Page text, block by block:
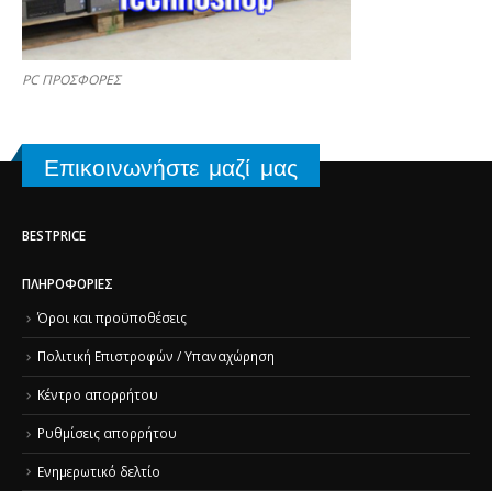
PC ΠΡΟΣΦΟΡΕΣ
Επικοινωνήστε μαζί μας
BESTPRICE
ΠΛΗΡΟΦΟΡΊΕΣ
Όροι και προϋποθέσεις
Πολιτική Επιστροφών / Υπαναχώρηση
Κέντρο απορρήτου
Ρυθμίσεις απορρήτου
Ενημερωτικό δελτίο